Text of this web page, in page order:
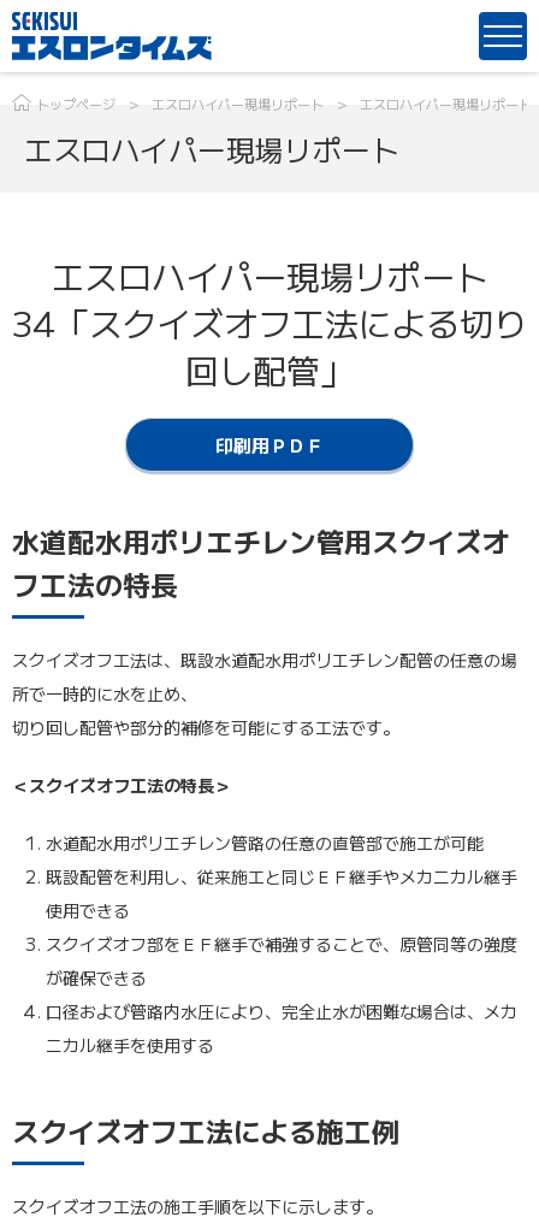
トップページ エスロハイパー現場リポート エスロハイパー現場リポー
エスロハイパー現場リポート
エスロハイパー現場リポート
34「スクイズオフ工法による切り
回し配管」
印刷用ＰＤＦ
水道配水用ポリエチレン管用スクイズオ
フ工法の特長
スクイズオフ工法は、既設水道配水用ポリエチレン配管の任意の場
所で一時的に水を止め、
切り回し配管や部分的補修を可能にする工法です。
＜スクイズオフ工法の特長＞
水道配水用ポリエチレン管路の任意の直管部で施工が可能
既設配管を利用し、従来施工と同じＥＦ継手やメカニカル継手
使用できる
スクイズオフ部をＥＦ継手で補強することで、原管同等の強度
が確保できる
口径および管路内水圧により、完全止水が困難な場合は、メカ
ニカル継手を使用する
スクイズオフ工法による施工例
スクイズオフ工法の施工手順を以下に示します。